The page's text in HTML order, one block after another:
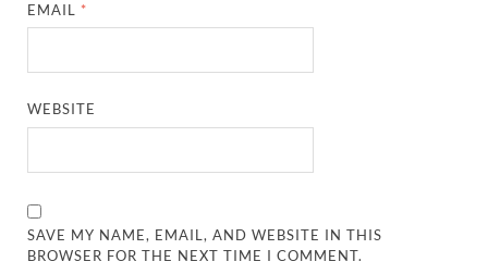
EMAIL *
WEBSITE
SAVE MY NAME, EMAIL, AND WEBSITE IN THIS
BROWSER FOR THE NEXT TIME I COMMENT.